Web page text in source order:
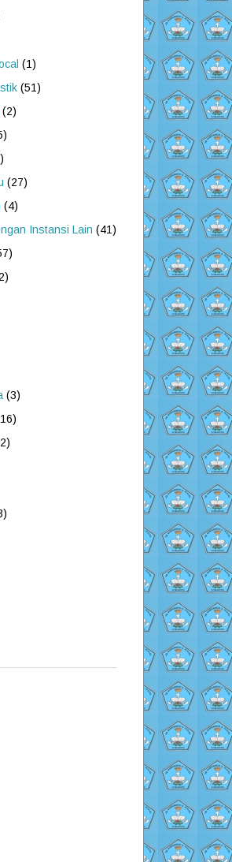
(1)
(51)
(2)
(27)
(4)
Instansi Lain (41)
(3)